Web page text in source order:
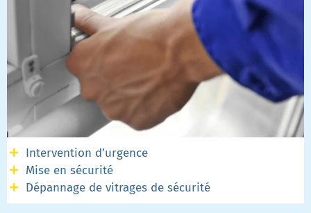
Intervention d’urgence
Mise en sécurité
Dépannage de vitrages de sécurité